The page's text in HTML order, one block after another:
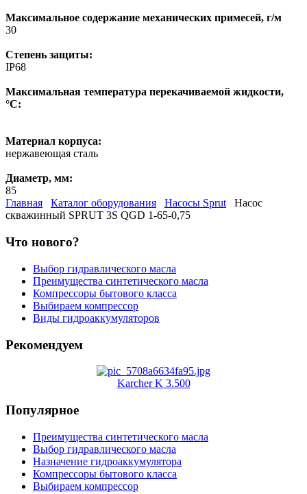
Максимальное содержание механических примесей, г/м
30
Степень защиты:
IP68
Максимальная температура перекачиваемой жидкости,
°С:
Материал корпуса:
нержавеющая сталь
Диаметр, мм:
85
Главная
Каталог оборудования Насосы Sprut
Насос
скважинный SPRUT 3S QGD 1-65-0,75
Что нового?
Выбор гидравлического масла
Преимущества синтетического масла
Компрессоры бытового класса
Выбираем компрессор
Виды гидроаккумуляторов
Рекомендуем
Karcher K 3.500
Популярное
Преимущества синтетического масла
Выбор гидравлического масла
Назначение гидроаккумулятора
Компрессоры бытового класса
Выбираем компрессор